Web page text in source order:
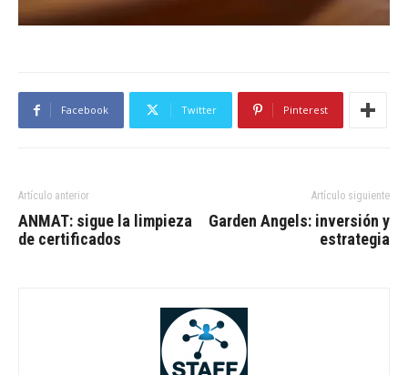
Facebook Twitter Pinterest
Artículo anterior
ANMAT: sigue la limpieza
de certificados
Artículo siguiente
Garden Angels: inversión y
estrategia